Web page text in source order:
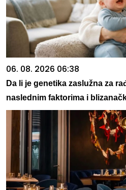
06. 08. 2026 06:38
Da li je genetika zaslužna za
naslednim faktorima i